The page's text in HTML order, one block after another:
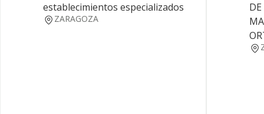
establecimientos especializados
ZARAGOZA